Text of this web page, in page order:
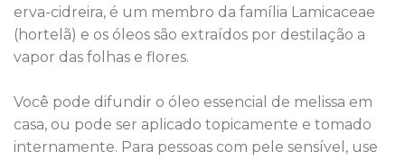
erva-cidreira, é um membro da família Lamicaceae
(hortelã) e os óleos são extraídos por destilação a
vapor das folhas e flores.
Você pode difundir o óleo essencial de melissa em
casa, ou pode ser aplicado topicamente e tomado
internamente. Para pessoas com pele sensível, use